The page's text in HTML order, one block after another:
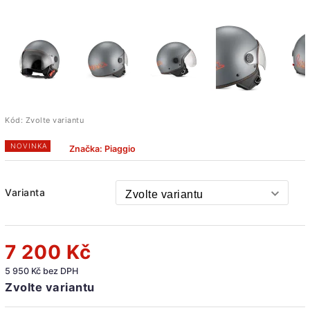
Kód: Zvolte variantu
NOVINKA Značka: Piaggio
Varianta
7 200 Kč
5 950 Kč bez DPH
Zvolte variantu